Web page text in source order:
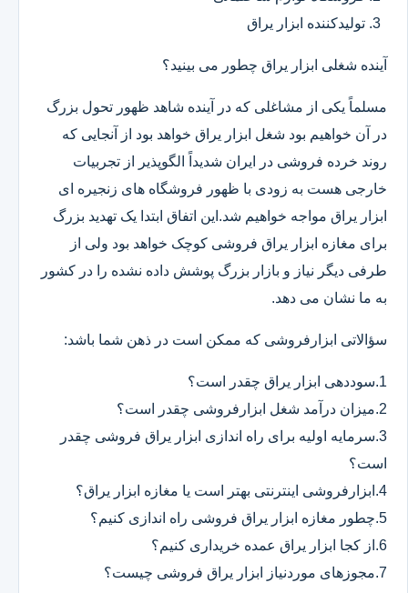
تولیدکننده ابزار یراق
آینده شغلی ابزار یراق چطور می بینید؟
مسلماً یکی از مشاغلی که در آینده شاهد ظهور تحول بزرگ
در آن خواهیم بود شغل ابزار یراق خواهد بود از آنجایی که
روند خرده فروشی در ایران شدیداً الگوپذیر از تجربیات
خارجی هست به زودی با ظهور فروشگاه های زنجیره ای
ابزار یراق مواجه خواهیم شد.این اتفاق ابتدا یک تهدید بزرگ
برای مغازه ابزار یراق فروشی کوچک خواهد بود ولی از
طرفی دیگر نیاز و بازار بزرگ پوشش داده نشده را در کشور
به ما نشان می دهد.
سؤالاتی ابزارفروشی که ممکن است در ذهن شما باشد:
1.سوددهی ابزار یراق چقدر است؟
2.میزان درآمد شغل ابزارفروشی چقدر است؟
3.سرمایه اولیه برای راه اندازی ابزار یراق فروشی چقدر
است؟
4.ابزارفروشی اینترنتی بهتر است یا مغازه ابزار یراق؟
5.چطور مغازه ابزار یراق فروشی راه اندازی کنیم؟
6.از کجا ابزار یراق عمده خریداری کنیم؟
7.مجوزهای موردنیاز ابزار یراق فروشی چیست؟